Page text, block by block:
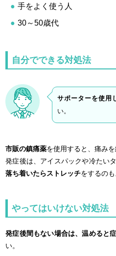
手をよく使う人
30～50歳代
自分でできる対処法
サポーターを使用
い。
市販の鎮痛薬を使用すると、痛みを
発症後は、アイスパックや冷たい
落ち着いたらストレッチをするのも
やってはいけない対処法
発症後間もない場合は、温めると
い。